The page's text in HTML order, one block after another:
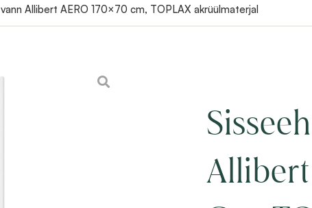
Allibert AERO 170×70 cm, TOPLAX akrüülmaterjal